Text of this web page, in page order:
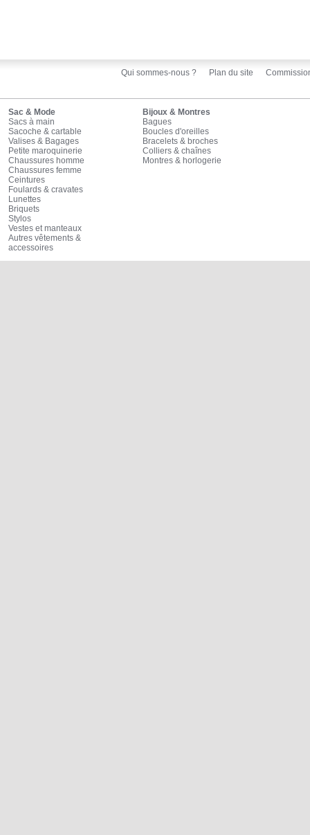
Qui sommes-nous ? Plan du site
Sac & Mode
Sacs à main
Sacoche & cartable
Valises & Bagages
Petite maroquinerie
Chaussures homme
Chaussures femme
Ceintures
Foulards & cravates
Lunettes
Briquets
Stylos
Vestes et manteaux
Autres vêtements &
accessoires
Bijoux & Montres
Bagues
Boucles d'oreilles
Bracelets & broches
Colliers & chaînes
Montres & horlogerie